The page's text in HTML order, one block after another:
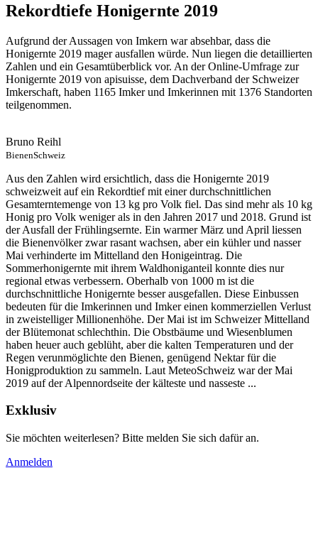
Rekordtiefe Honigernte 2019
Aufgrund der Aussagen von Imkern war absehbar, dass die
Honigernte 2019 mager ausfallen würde. Nun liegen die detaillierten
Zahlen und ein Gesamtüberblick vor. An der Online-Umfrage zur
Honigernte 2019 von apisuisse, dem Dachverband der Schweizer
Imkerschaft, haben 1165 Imker und Imkerinnen mit 1376 Standorten
teilgenommen.
Bruno Reihl
BienenSchweiz
Aus den Zahlen wird ersichtlich, dass die Honigernte 2019
schweizweit auf ein Rekordtief mit einer durchschnittlichen
Gesamterntemenge von 13 kg pro Volk fiel. Das sind mehr als 10 kg
Honig pro Volk weniger als in den Jahren 2017 und 2018. Grund ist
der Ausfall der Frühlingsernte. Ein warmer März und April liessen
die Bienenvölker zwar rasant wachsen, aber ein kühler und nasser
Mai verhinderte im Mittelland den Honigeintrag. Die
Sommerhonigernte mit ihrem Waldhoniganteil konnte dies nur
regional etwas verbessern. Oberhalb von 1000 m ist die
durchschnittliche Honigernte besser ausgefallen. Diese Einbussen
bedeuten für die Imkerinnen und Imker einen kommerziellen Verlust
in zweistelliger Millionenhöhe. Der Mai ist im Schweizer Mittelland
der Blütemonat schlechthin. Die Obstbäume und Wiesenblumen
haben heuer auch geblüht, aber die kalten Temperaturen und der
Regen verunmöglichte den Bienen, genügend Nektar für die
Honigproduktion zu sammeln. Laut MeteoSchweiz war der Mai
2019 auf der Alpennordseite der kälteste und nasseste ...
Exklusiv
Sie möchten weiterlesen? Bitte melden Sie sich dafür an.
Anmelden